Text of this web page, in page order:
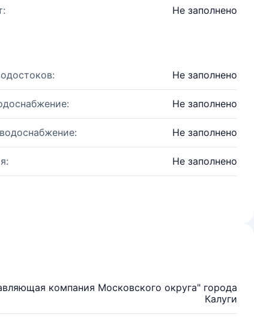
Не заполнено
Не заполнено
Не заполнено
Не заполнено
Не заполнено
компания Московского округа" города
Калуги